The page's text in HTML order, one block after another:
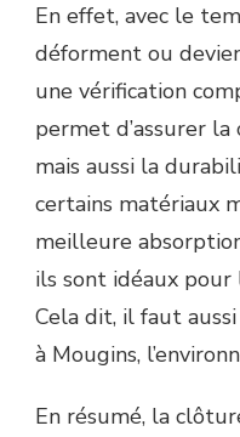
En effet, avec le
déforment ou
une vérification
permet d’assurer
mais aussi la
certains matériaux
meilleure
ils sont idéaux pour
Cela dit, il faut
à Mougins,
En résumé, la